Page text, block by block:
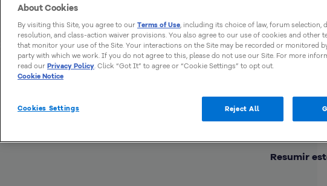
Resumir
About Cookies
By visiting this Site, you agree to our Terms of Use, including its choice of law, forum selection,
resolution, and class-action waiver provisions. You also agree to our use of cookies and other
that monitor your use of the Site. Your interactions on the Site may be recorded or monitored
party with which we work. If you do not agree to this, please do not use our Site. For more
read our Privacy Policy. Click “Got It” to agree or “Cookie Settings” to opt out.
Cookie Notice
Cookies Settings Reject All